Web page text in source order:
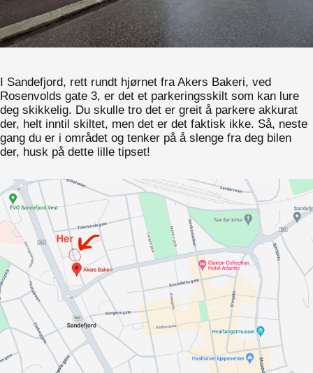
I Sandefjord, rett rundt hjørnet fra Akers Bakeri, ved
Rosenvolds gate 3, er det et parkeringsskilt som kan lure
deg skikkelig. Du skulle tro det er greit å parkere akkurat
der, helt inntil skiltet, men det er det faktisk ikke. Så, neste
gang du er i området og tenker på å slenge fra deg bilen
der, husk på dette lille tipset!